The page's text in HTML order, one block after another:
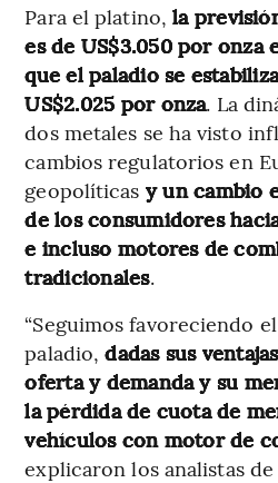
Para el platino,la
es de US$3.050 por onza
que el paladio se
US$2.025 por onza. La
dos metales se ha visto
cambios regulatorios en
geopolíticas y un cambio
de los consumidores
e incluso motores de
tradicionales.
“Seguimos favoreciendo
paladio,dadas sus
oferta y demanda y su
la pérdida de cuota de
vehículos con motor de
explicaron los analistas